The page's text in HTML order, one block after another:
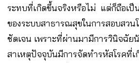
ระทบที่เกิดขึ้นจริงหรือไม่ แต่ก็ถือเ
ของระบบสาธารณสุขในการสอบสวน
ชัดเจน เพราะที่ผ่านมามีการวินิจฉัย
สาเหตุปัจจุบันมีการจัดทำรหัสโรคที่เ